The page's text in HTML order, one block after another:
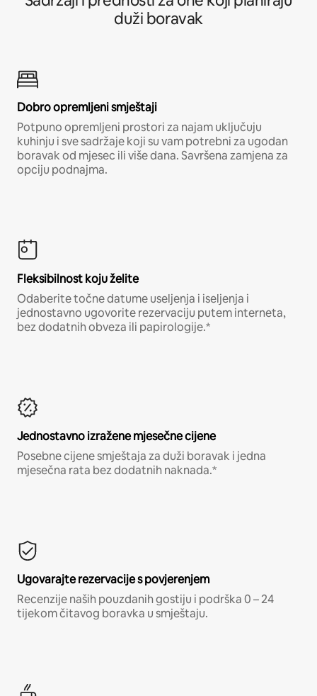
duži boravak
Dobro opremljeni smještaji
Potpuno opremljeni prostori za najam uključuju
kuhinju i sve sadržaje koji su vam potrebni za ugodan
boravak od mjesec ili više dana. Savršena zamjena za
opciju podnajma.
Fleksibilnost koju želite
Odaberite točne datume useljenja i iseljenja i
jednostavno ugovorite rezervaciju putem interneta,
bez dodatnih obveza ili papirologije.*
Jednostavno izražene mjesečne cijene
Posebne cijene smještaja za duži boravak i jedna
mjesečna rata bez dodatnih naknada.*
Ugovarajte rezervacije s povjerenjem
Recenzije naših pouzdanih gostiju i podrška 0 – 24
tijekom čitavog boravka u smještaju.